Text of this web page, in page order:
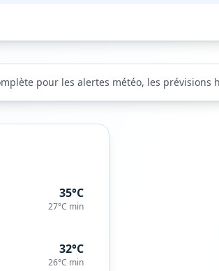
pour les alertes météo, les
35°C
27°C min
32°C
26°C min